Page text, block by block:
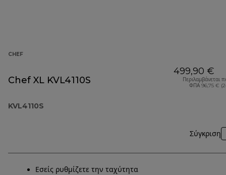
CHEF
Chef XL KVL4110S
KVL4110S
499,90 €
Περιλαμβάνεται
ΦΠΑ 96,75 €
Σύγκριση
Εσείς ρυθμίζετε την ταχύτητα